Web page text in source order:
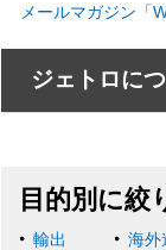
メールマガジン「
ジェトロに
目的別に絞
輸出 海外